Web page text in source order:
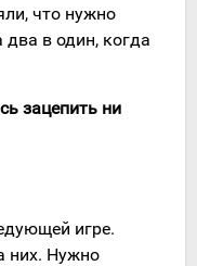
что нужно
два в один, когда
зацепить ни
игре.
них. Нужно